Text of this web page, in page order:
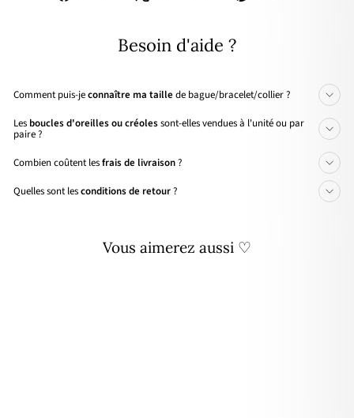
Besoin d'aide ?
Comment puis-jeconnaître ma taille de bague/bracelet/collier ?
Les boucles d'oreilles ou créolessont-elles vendues à l'unité ou par
paire ?
Combien coûtent lesfrais de livraison?
Quelles sont lesconditions de retour?
Vous aimerez aussi ♡